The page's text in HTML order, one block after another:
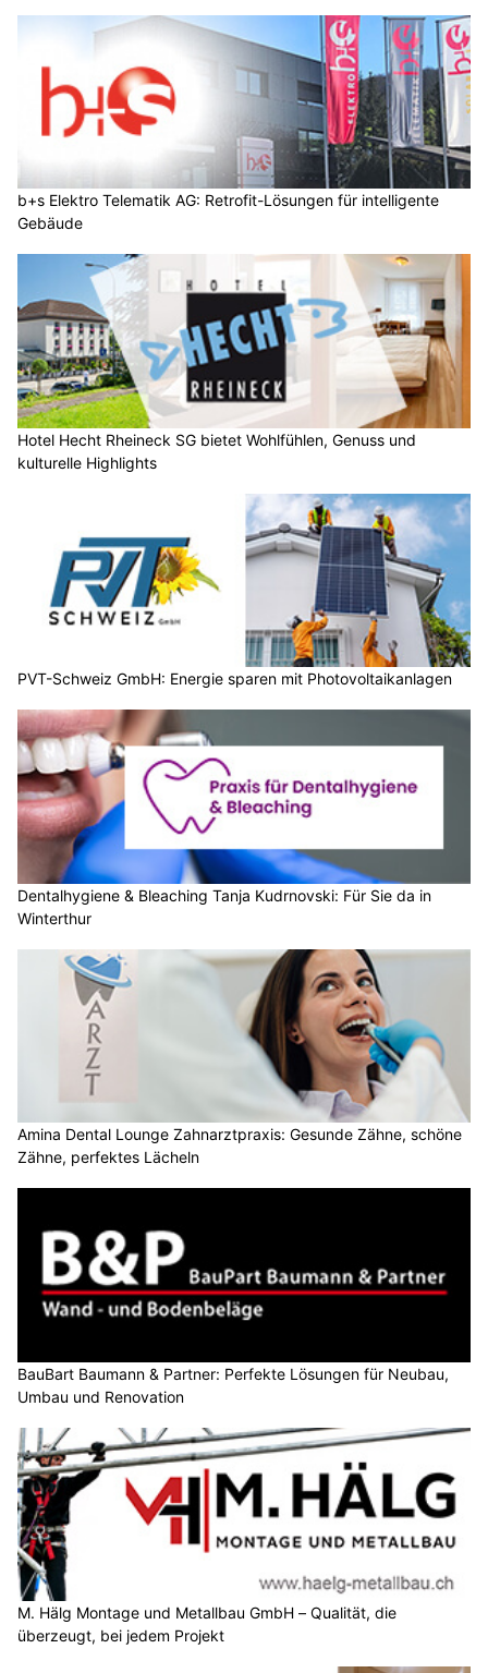
b+s Elektro Telematik AG: Retrofit-Lösungen für intelligente
Gebäude
Hotel Hecht Rheineck SG bietet Wohlfühlen, Genuss und
kulturelle Highlights
PVT-Schweiz GmbH: Energie sparen mit Photovoltaikanlagen
Dentalhygiene & Bleaching Tanja Kudrnovski: Für Sie da in
Winterthur
Amina Dental Lounge Zahnarztpraxis: Gesunde Zähne, schöne
Zähne, perfektes Lächeln
BauBart Baumann & Partner: Perfekte Lösungen für Neubau,
Umbau und Renovation
M. Hälg Montage und Metallbau GmbH – Qualität, die
überzeugt, bei jedem Projekt